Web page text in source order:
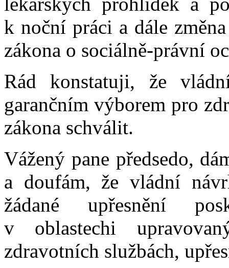
k noční práci a dále
zákona o sociálně-právní
Rád konstatuji, že
garančním výborem pro
zákona schválit.
Vážený pane předsedo,
a doufám, že vládní
žádané upřesnění
v oblastechi
zdravotních službách,